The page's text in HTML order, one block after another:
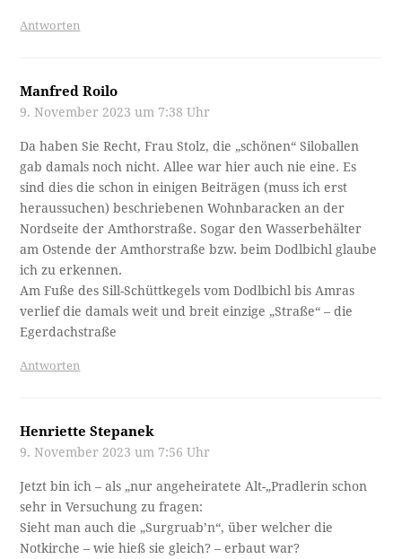
Antworten
Manfred Roilo
9. November 2023 um 7:38 Uhr
Da haben Sie Recht, Frau Stolz, die „schönen“ Siloballen
gab damals noch nicht. Allee war hier auch nie eine. Es
sind dies die schon in einigen Beiträgen (muss ich erst
heraussuchen) beschriebenen Wohnbaracken an der
Nordseite der Amthorstraße. Sogar den Wasserbehälter
am Ostende der Amthorstraße bzw. beim Dodlbichl glaube
ich zu erkennen.
Am Fuße des Sill-Schüttkegels vom Dodlbichl bis Amras
verlief die damals weit und breit einzige „Straße“ – die
Egerdachstraße
Antworten
Henriette Stepanek
9. November 2023 um 7:56 Uhr
Jetzt bin ich – als „nur angeheiratete Alt-„Pradlerin schon
sehr in Versuchung zu fragen:
Sieht man auch die „Surgruab’n“, über welcher die
Notkirche – wie hieß sie gleich? – erbaut war?